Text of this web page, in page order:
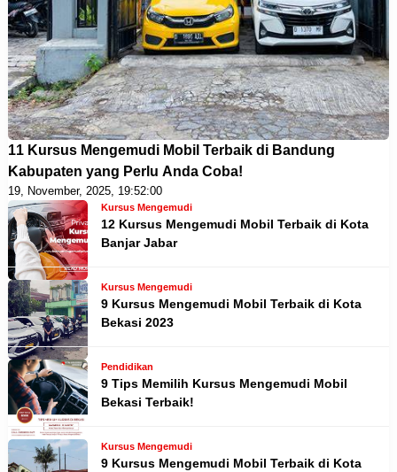
11 Kursus Mengemudi Mobil Terbaik di Bandung
Kabupaten yang Perlu Anda Coba!
19, November, 2025, 19:52:00
Kursus Mengemudi
12 Kursus Mengemudi Mobil Terbaik di Kota
Banjar Jabar
Kursus Mengemudi
9 Kursus Mengemudi Mobil Terbaik di Kota
Bekasi 2023
Pendidikan
9 Tips Memilih Kursus Mengemudi Mobil
Bekasi Terbaik!
Kursus Mengemudi
9 Kursus Mengemudi Mobil Terbaik di Kota